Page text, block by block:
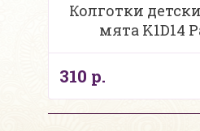
Колготки
мята K1D14
310 р.